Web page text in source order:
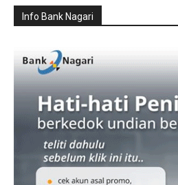
Info Bank Nagari